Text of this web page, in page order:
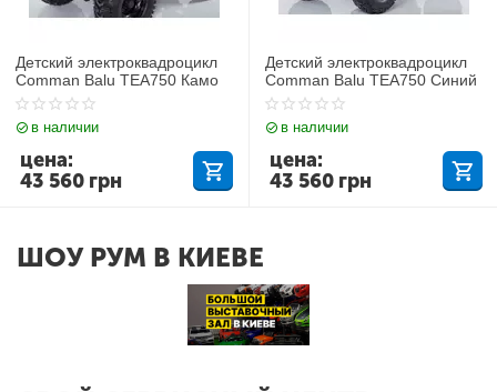
Детский электроквадроцикл
Comman Balu TEA750 Камо
в наличии
43 560 грн
цена:
Детский электроквадроцикл
Comman Balu TEA750 Синий
в наличии
43 560 грн
цена:
ШОУ РУМ В КИЕВЕ